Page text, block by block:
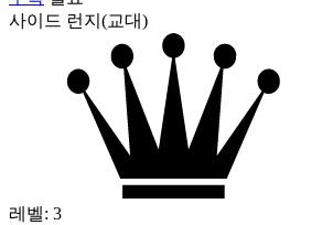
사이드 런지(교대)
레벨: 3